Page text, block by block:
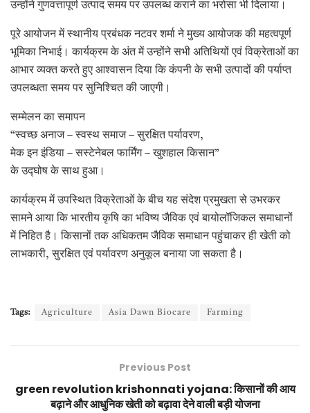
उन्होंने गुणवत्तापूर्ण उत्पाद समय पर उपलब्ध कराने का भरोसा भी दिलाया।
पूरे आयोजन में स्थानीय प्रबंधक नटवर शर्मा ने मुख्य आयोजक की महत्वपूर्ण
भूमिका निभाई। कार्यक्रम के अंत में उन्होंने सभी अतिथियों एवं विक्रेताओं का
आभार व्यक्त करते हुए आश्वासन दिया कि कंपनी के सभी उत्पादों की पर्याप्त
उपलब्धता समय पर सुनिश्चित की जाएगी।
सम्मेलन का समापन
“स्वच्छ अनाज – स्वस्थ समाज – सुरक्षित पर्यावरण,
मेक इन इंडिया – सस्टेनेबल फार्मिंग – खुशहाल किसान”
के उद्घोष के साथ हुआ।
कार्यक्रम में उपस्थित विक्रेताओं के बीच यह संदेश प्रमुखता से उभरकर
सामने आया कि भारतीय कृषि का भविष्य जैविक एवं बायोलॉजिकल समाधानों
में निहित है। किसानों तक अधिकतम जैविक समाधान पहुंचाकर ही खेती को
लाभकारी, सुरक्षित एवं पर्यावरण अनुकूल बनाया जा सकता है।
Tags: Agriculture Asia Dawn Biocare Farming
Previous Post
green revolution krishonnati yojana: किसानों की आय
बढ़ाने और आधुनिक खेती को बढ़ावा देने वाली बड़ी योजना